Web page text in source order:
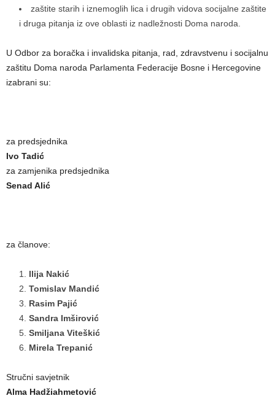
zaštite starih i iznemoglih lica i drugih vidova socijalne zaštite
i druga pitanja iz ove oblasti iz nadležnosti Doma naroda.
U Odbor za boračka i invalidska pitanja, rad, zdravstvenu i socijalnu
zaštitu Doma naroda Parlamenta Federacije Bosne i Hercegovine
izabrani su:
za predsjednika
Ivo Tadić
za zamjenika predsjednika
Senad Alić
za članove:
Ilija Nakić
Tomislav Mandić
Rasim Pajić
Sandra Imširović
Smiljana Viteškić
Mirela Trepanić
Stručni savjetnik
Alma Hadžiahmetović